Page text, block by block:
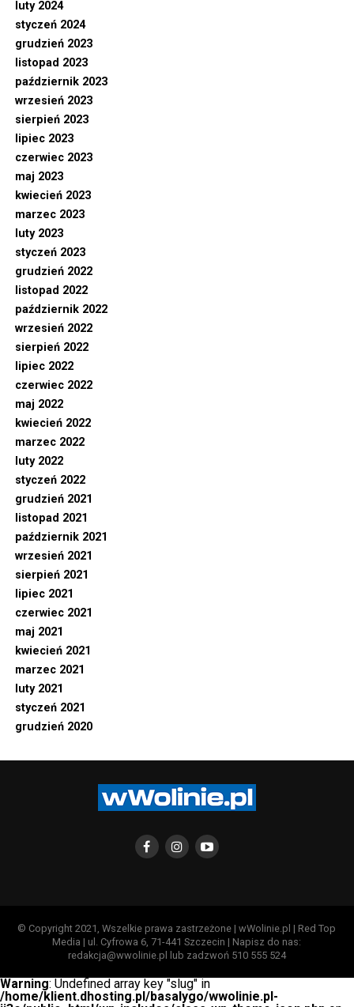
luty 2024
styczeń 2024
grudzień 2023
listopad 2023
październik 2023
wrzesień 2023
sierpień 2023
lipiec 2023
czerwiec 2023
maj 2023
kwiecień 2023
marzec 2023
luty 2023
styczeń 2023
grudzień 2022
listopad 2022
październik 2022
wrzesień 2022
sierpień 2022
lipiec 2022
czerwiec 2022
maj 2022
kwiecień 2022
marzec 2022
luty 2022
styczeń 2022
grudzień 2021
listopad 2021
październik 2021
wrzesień 2021
sierpień 2021
lipiec 2021
czerwiec 2021
maj 2021
kwiecień 2021
marzec 2021
luty 2021
styczeń 2021
grudzień 2020
© Copyright 2021, Wszelkie prawa zastrzeżone | wWolinie.pl | Red Top
Media | ul. Cyfrowa 6, 71-441 Szczecin | Napisz do nas:
redakcja@wwolinie.pl lub zadzwoń 510 555 524
Warning: Undefined array key "slug" in
/home/klient.dhosting.pl/basalygo/wwolinie.pl-